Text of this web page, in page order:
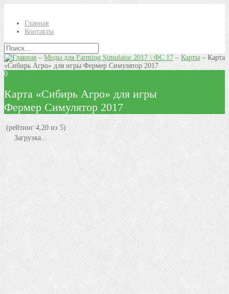
Главная
Контакты
–Моды для Farming Simulator 2017 \ ФС 17– Карты– Карта
«Сибирь Агро» для игры Фермер Симулятор 2017
0
Карта «Сибирь Агро» для игры
Фермер Симулятор 2017
(рейтинг 4,20 из 5)
Загрузка...